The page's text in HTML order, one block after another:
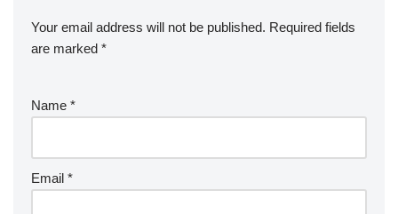
Your email address will not be published. Required fields
are marked *
Name *
Email *